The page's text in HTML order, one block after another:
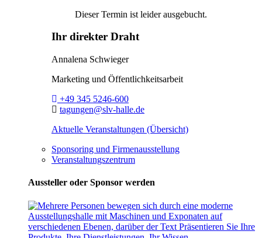
Dieser Termin ist leider ausgebucht.
Ihr direkter Draht
Annalena Schwieger
Marketing und Öffentlichkeitsarbeit
Telefon:
+49 345 5246-600
E-Mail:
tagungen@slv-halle.de
Aktuelle Veranstaltungen (Übersicht)
Sponsoring und Firmenausstellung
Veranstaltungszentrum
Aussteller oder Sponsor werden